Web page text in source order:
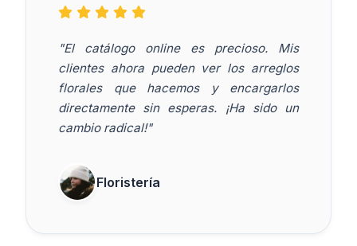
"El catálogo online es precioso. Mis
clientes ahora pueden ver los arreglos
florales que hacemos y encargarlos
directamente sin esperas. ¡Ha sido un
cambio radical!"
Floristería